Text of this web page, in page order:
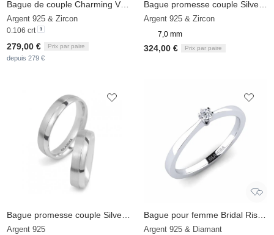
Argent 925 & Zircon
0.106 crt
279,00 € Prix par paire
depuis 279 €
Argent 925 & Zircon
7,0 mm
324,00 € Prix par paire
Argent 925 Argent 925 & Diamant